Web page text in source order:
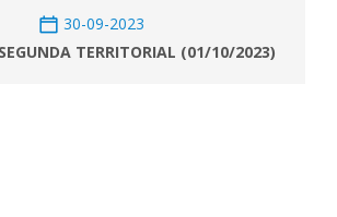
30-09-2023
TERRITORIAL (01/10/2023)